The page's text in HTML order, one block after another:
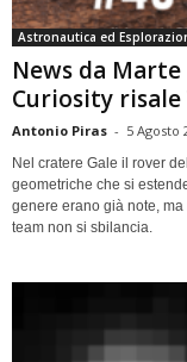
Astronautica ed
News da
Curiosity risale
Antonio Piras - 5 Agosto
Nel cratere Gale il rover
geometriche che si
genere erano già note,
team non si sbilancia.